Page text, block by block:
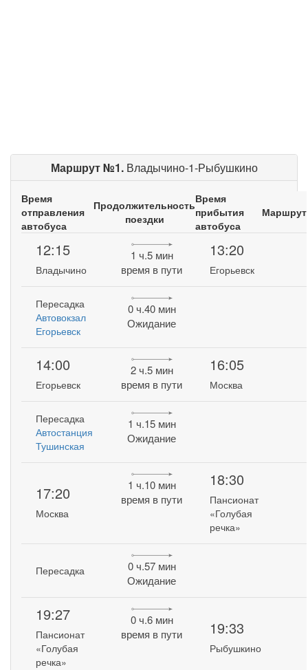
Маршрут №1. Владычино-1-Рыбушкино
Время
отправления
автобуса
Продолжительность
поездки
Время
прибытия
автобуса
Маршрут
12:15
Владычино
1 ч.5 мин
время в пути
13:20
Егорьевск
Пересадка
Автовокзал
Егорьевск
0 ч.40 мин
Ожидание
14:00
Егорьевск
2 ч.5 мин
время в пути
16:05
Москва
Пересадка
Автостанция
Тушинская
1 ч.15 мин
Ожидание
17:20
Москва
1 ч.10 мин
время в пути
18:30
Пансионат
«Голубая
речка»
Пересадка
0 ч.57 мин
Ожидание
19:27
Пансионат
«Голубая
речка»
0 ч.6 мин
время в пути
19:33
Рыбушкино